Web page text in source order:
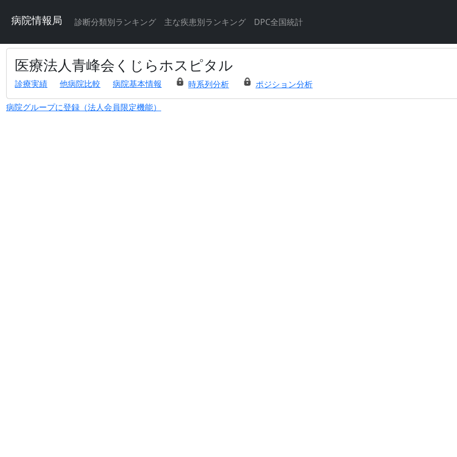
病院情報局 診断分類別ランキング 主な疾患別ランキング DPC全国統計
医療法人青峰会くじらホスピタル
診療実績 他病院比較 病院基本情報 時系列分析 ポジション分析
病院グループに登録（法人会員限定機能）